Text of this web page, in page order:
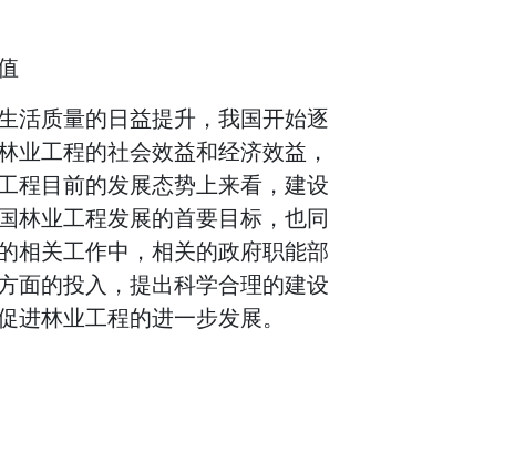
活质量的日益提升，我国开始逐
业工程的社会效益和经济效益，
程目前的发展态势上来看，建设
林业工程发展的首要目标，也同
相关工作中，相关的政府职能部
面的投入，提出科学合理的建设
林业工程的进一步发展。